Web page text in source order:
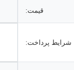
قیمت:
شرایط پرداخت: